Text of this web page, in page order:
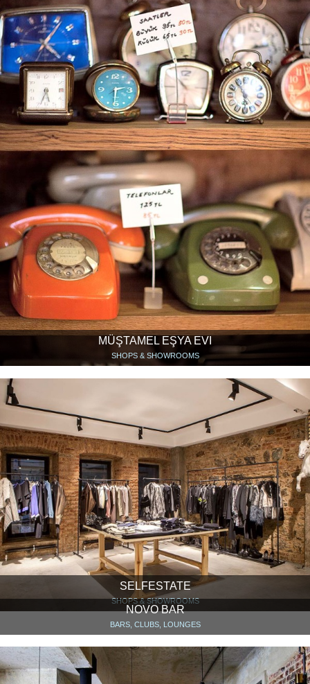
MÜŞTAMEL EŞYA EVI
SHOPS & SHOWROOMS
SELFESTATE
SHOPS & SHOWROOMS
NOVO BAR
BARS, CLUBS, LOUNGES